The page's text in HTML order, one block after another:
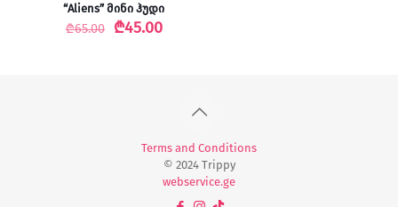
“Aliens” მინი ჰუდი
₾65.00
Original
₾45.00Current
Terms and Conditions
© 2024 Trippy
webservice.ge